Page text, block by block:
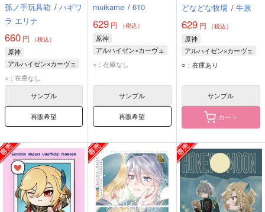
孫ノ手玩具箱 / ハギワ
ラ エリナ
660 円 （税込）
原神
アルハイゼン×カーヴェ
アルハイゼン
カーヴェ
×：在庫なし
サンプル
再販希望
muikame / 610
629 円 （税込）
原神
アルハイゼン×カーヴェ
×：在庫なし
サンプル
再販希望
どなどな牧場 / 牛原
629円 （税込）
原神
アルハイゼン×カーヴェ
○：在庫あり
サンプル
カート